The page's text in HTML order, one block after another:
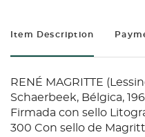
Item Description
RENÉ MAGRITTE
Schaerbeek, Bélgica,
Firmada con sello
300 Con sello de